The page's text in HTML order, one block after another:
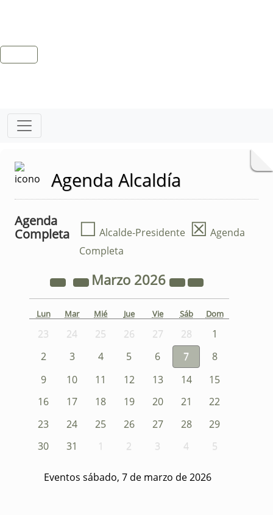
Agenda Alcaldía
Agenda
Completa
☐ Alcalde-Presidente ☒ Agenda
Completa
Marzo 2026
Lun Mar Mié Jue Vie Sáb Dom
23 24 25 26 27 28
1
2
3 4 5 6 7
8
9
10 11 12 13 14
15
16
17 18 19 20 21
22
23
24 25 26 27 28
29
30
31 1 2 3 4 5
Eventos sábado, 7 de marzo de 2026